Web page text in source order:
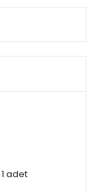
adet